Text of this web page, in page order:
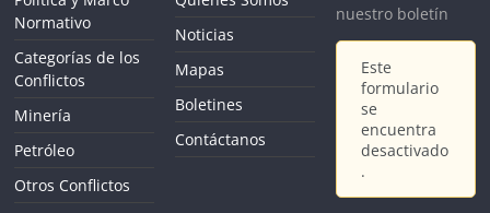
Normativo
Categorías de los
Conflictos
Minería
Petróleo
Otros Conflictos
Noticias
Mapas
Boletines
Contáctanos
nuestro boletín
Este
formulario
se
encuentra
desactivado
.